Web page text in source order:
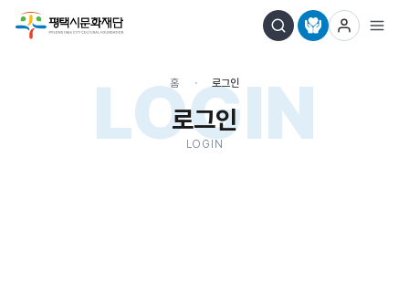
LOGIN
홈 로그인
로그인
LOGIN